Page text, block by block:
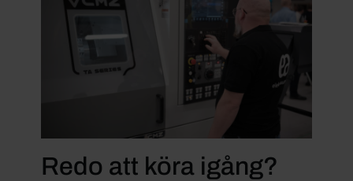
Redo att köra igång?